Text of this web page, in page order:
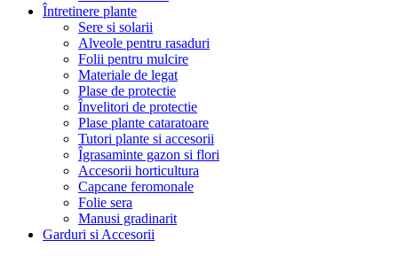
Întretinere plante
Sere si solarii
Alveole pentru rasaduri
Folii pentru mulcire
Materiale de legat
Plase de protectie
Învelitori de protectie
Plase plante cataratoare
Tutori plante si accesorii
Îgrasaminte gazon si flori
Accesorii horticultura
Capcane feromonale
Folie sera
Manusi gradinarit
Garduri si Accesorii